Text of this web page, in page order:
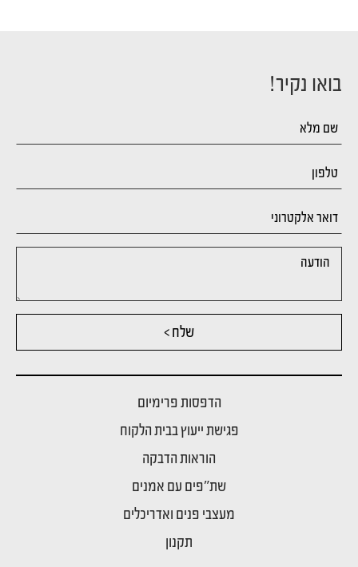
הדפסות פרימיום
פגישת ייעוץ בבית הלקוח
הוראות הדבקה
שת"פים עם אמנים
מעצבי פנים ואדריכלים
תקנון
בואו נקיר!
שלח >